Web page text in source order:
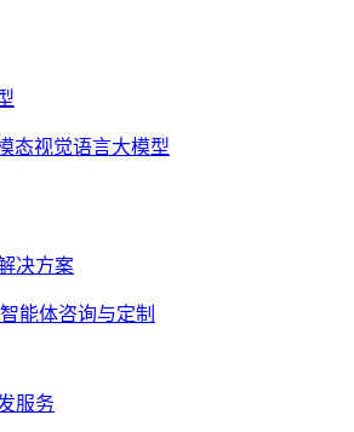
态视觉语言大模型
决方案
能体咨询与定制
服务